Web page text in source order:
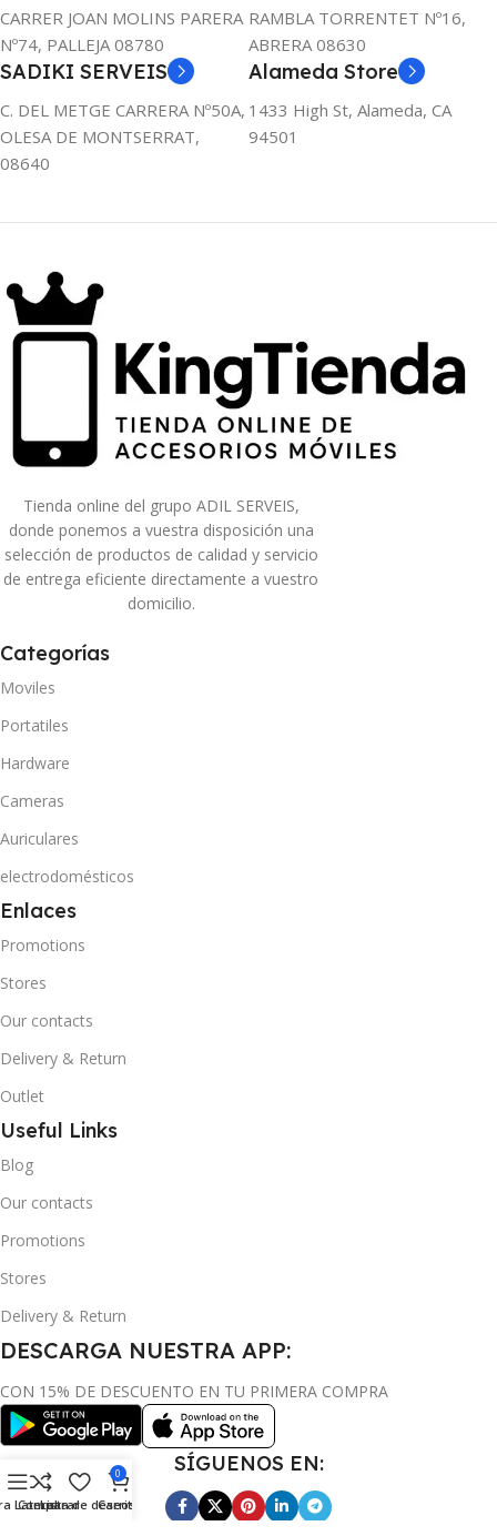
CARRER JOAN MOLINS PARERA
Nº74, PALLEJA 08780
RAMBLA TORRENTET Nº16,
ABRERA 08630
SADIKI SERVEIS
C. DEL METGE CARRERA Nº50A,
OLESA DE MONTSERRAT,
08640
Alameda Store
1433 High St, Alameda, CA
94501
Tienda online del grupo ADIL SERVEIS,
donde ponemos a vuestra disposición una
selección de productos de calidad y servicio
de entrega eficiente directamente a vuestro
domicilio.
Categorías
Moviles
Portatiles
Hardware
Cameras
Auriculares
electrodomésticos
Enlaces
Promotions
Stores
Our contacts
Delivery & Return
Outlet
Useful Links
Blog
Our contacts
Promotions
Stores
Delivery & Return
DESCARGA NUESTRA APP:
CON 15% DE DESCUENTO EN TU PRIMERA COMPRA
SÍGUENOS EN:
Lateral
Comparar
Lista de deseos
0
Carrito